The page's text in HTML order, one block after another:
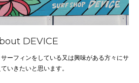
DEVICE
ーフィンをしている又は興味がある方々にサ
いきたいと思います。